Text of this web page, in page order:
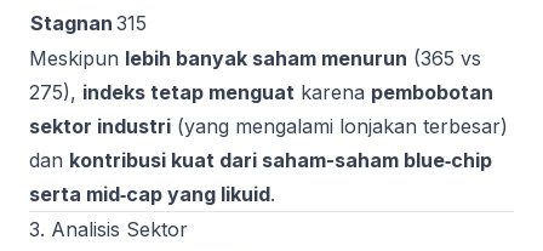
Stagnan 315
Meskipun lebih banyak saham menurun (365 vs
275), indeks tetap menguat karena pembobotan
sektor industri (yang mengalami lonjakan terbesar)
dan kontribusi kuat dari saham-saham blue‑chip
serta mid‑cap yang likuid.
3. Analisis Sektor